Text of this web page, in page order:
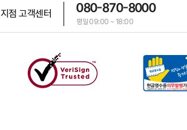
지점 고객센터 080-870-8000
평일 09:00 ~ 18:00